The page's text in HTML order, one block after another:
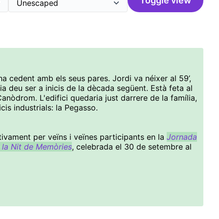
cedent amb els seus pares. Jordi va néixer al 59’,
deu ser a inicis de la dècada següent. Està feta al
L'edifici quedaria just darrere de la família,
industrials: la Pegasso.
per veïns i veïnes participants en la Jornada
Nit de Memòries, celebrada el 30 de setembre al